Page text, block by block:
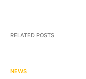
RELATED POSTS
NEWS